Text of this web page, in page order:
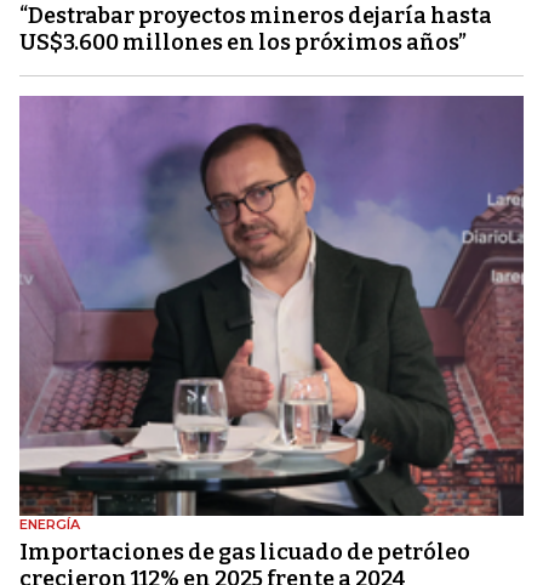
“Destrabar proyectos mineros dejaría hasta
US$3.600 millones en los próximos años”
ENERGÍA
Importaciones de gas licuado de petróleo
crecieron 112% en 2025 frente a 2024